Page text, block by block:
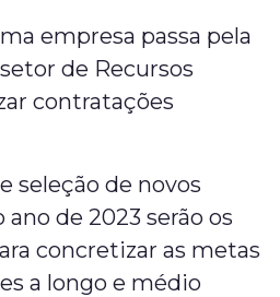
empresa passa pela
de Recursos
contratações
seleção de novos
de 2023 serão os
concretizar as metas
a longo e médio